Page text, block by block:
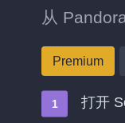
从
Premium
打开